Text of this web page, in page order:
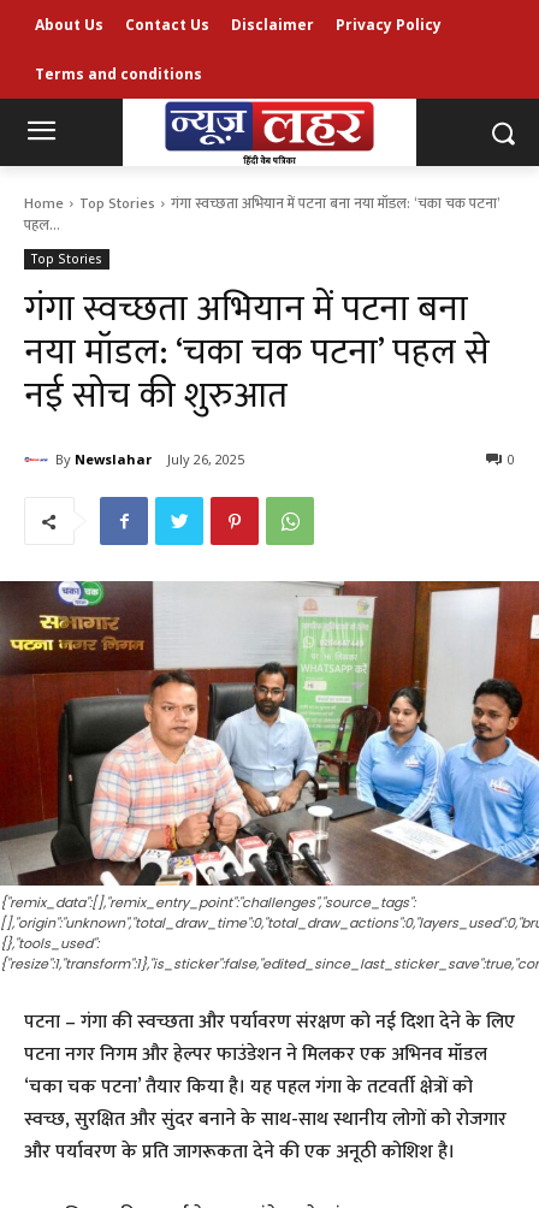
About Us Contact Us Disclaimer Privacy Policy
Terms and conditions
Home Top Stories
गंगा स्वच्छता अभियान में पटना बना नया मॉडल: ‘चका चक पटना’
पहल...
Top Stories
गंगा स्वच्छता अभियान में पटना बना
नया मॉडल: ‘चका चक पटना’ पहल से
नई सोच की शुरुआत
By Newslahar July 26, 2025 0
{"remix_data":[],"remix_entry_point":"challenges","source_tags":
{},"tools_used":
पटना – गंगा की स्वच्छता और पर्यावरण संरक्षण को नई दिशा देने के लिए
पटना नगर निगम और हेल्पर फाउंडेशन ने मिलकर एक अभिनव मॉडल
‘चका चक पटना’ तैयार किया है। यह पहल गंगा के तटवर्ती क्षेत्रों को
स्वच्छ, सुरक्षित और सुंदर बनाने के साथ-साथ स्थानीय लोगों को रोजगार
और पर्यावरण के प्रति जागरूकता देने की एक अनूठी कोशिश है।